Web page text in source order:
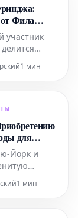
Фила
участник
время
1 мин
для
Йорк и
1 мин